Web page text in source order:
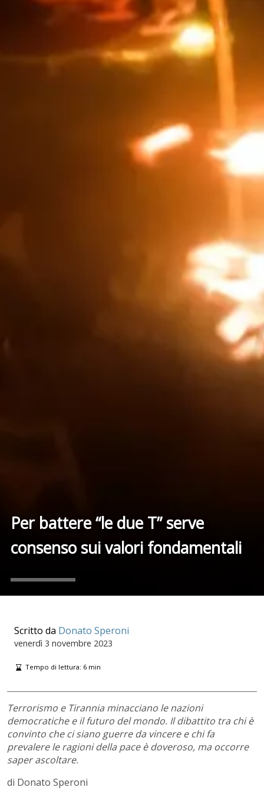
Per battere “le due T” serve
consenso sui valori fondamentali
Terrorismo e Tirannia minacciano le nazioni
democratiche e il futuro del mondo. Il dibattito tra chi è
convinto che ci siano guerre da vincere e chi fa
prevalere le ragioni della pace è doveroso, ma occorre
saper ascoltare.
di Donato Speroni
Scritto da Donato Speroni
venerdì 3 novembre 2023
Tempo di lettura: 6min